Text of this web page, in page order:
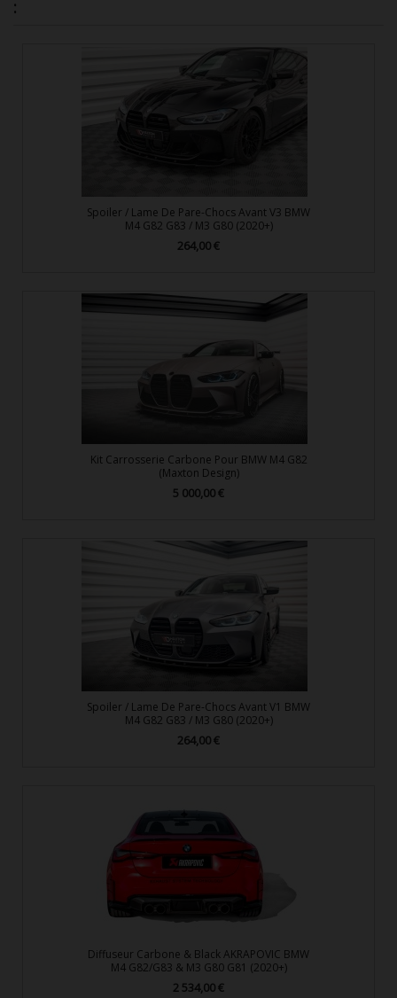
:
Spoiler / Lame De Pare-Chocs Avant V3 BMW
M4 G82 G83 / M3 G80 (2020+)
Prix
264,00 €
Kit Carrosserie Carbone Pour BMW M4 G82
(Maxton Design)
Prix
5 000,00 €
Spoiler / Lame De Pare-Chocs Avant V1 BMW
M4 G82 G83 / M3 G80 (2020+)
Prix
264,00 €
Diffuseur Carbone & Black AKRAPOVIC BMW
M4 G82/G83 & M3 G80 G81 (2020+)
Prix
2 534,00 €